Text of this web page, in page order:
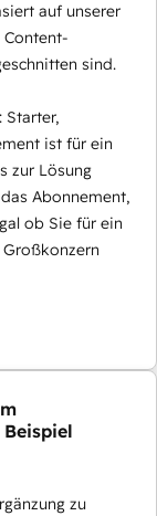
auf unserer
sind.
Starter,
ist für ein
zur Lösung
Abonnement,
ob Sie für ein
zu